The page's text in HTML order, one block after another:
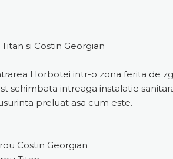
si Costin Georgian
Horbotei intr-o zona ferita de
schimbata intreaga instalatie
preluat asa cum este.
Costin Georgian